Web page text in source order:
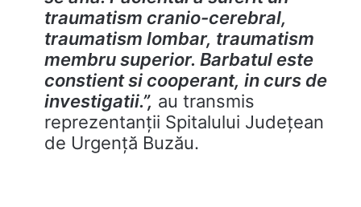
traumatism cranio-cerebral,
traumatism lombar, traumatism
membru superior. Barbatul este
constient si cooperant, in curs de
investigatii.”, au transmis
reprezentanții Spitalului Județean
de Urgență Buzău.